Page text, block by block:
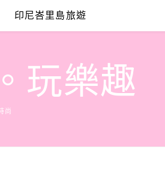
印尼峇里島旅遊
玩樂趣
尚